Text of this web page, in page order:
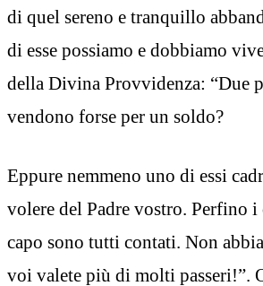
di quel sereno e tranquillo
di esse possiamo e dobbiamo
della Divina Provvidenza: “Due
vendono forse per un soldo?
Eppure nemmeno uno di essi
volere del Padre vostro. Perfino
capo sono tutti contati. Non
voi valete più di molti passeri!”.